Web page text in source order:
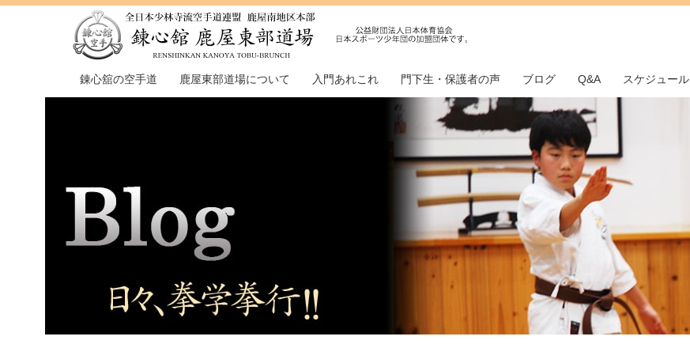
錬心舘の空手道 鹿屋東部道場について 入門あれこれ 門下生・保護者の声 ブログ Q&A スケジュール